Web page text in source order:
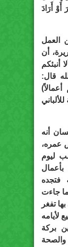
أَوْ أَرَادَ
العمل
أن
أنبئكم
قال:
للألباني
أنه
عمره،
ليوم
بأعمال
فتجده
جاءت
تفغر
لأيامه
بركة
والصحة